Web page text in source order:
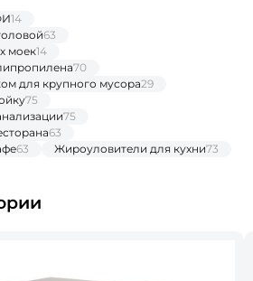
14
63
моек14
70
для крупного мусора29
75
75
63
63 Жироуловители для кухни73